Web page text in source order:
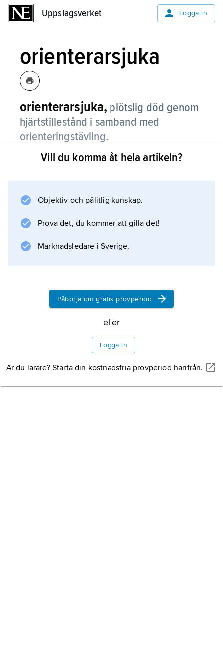
Uppslagsverket Logga in
orienterarsjuka
orienterarsjuka, plötslig död genom
hjärtstillestånd i samband med
orienteringstävling.
Sådana dödsfall förekommer också vid
.
Information om artikeln
Vill du komma åt hela artikeln?
Objektiv och pålitlig kunskap.
Prova det, du kommer att gilla det!
Marknadsledare i Sverige.
Påbörja din gratis provperiod
eller
Logga in
Är du lärare? Starta din kostnadsfria provperiod härifrån.